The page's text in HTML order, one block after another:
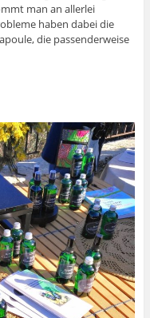
man an allerlei
haben dabei die
die passenderweise